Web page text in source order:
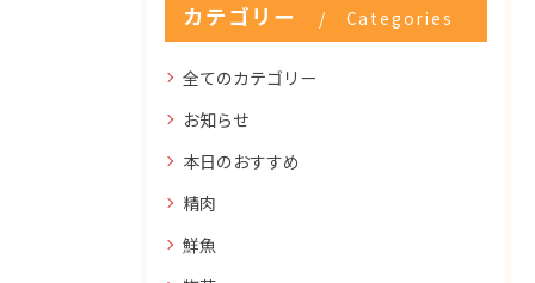
カテゴリー Categories
全てのカテゴリー
お知らせ
本日のおすすめ
精肉
鮮魚